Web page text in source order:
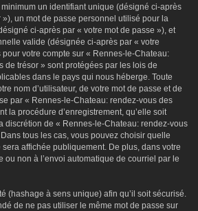
un identifiant unique (désigné ci-après
»), un mot de passe personnel utilisé pour la
ci-après par « votre mot de passe »), et
valide (désignée ci-après par « votre
votre compte sur « Rennes-le-Chateau:
de trésor » sont protégées par les lois de
dans le pays qui nous héberge. Toute
nom d’utilisateur, de votre mot de passe et de
par « Rennes-le-Chateau: rendez-vous des
la procédure d’enregistrement, qu’elle soit
discrétion de « Rennes-le-Chateau: rendez-vous
tous les cas, vous pouvez choisir quelle
affichée publiquement. De plus, dans votre
ou non à l’envoi automatique de courriel par le
(hashage à sens unique) afin qu’il soit sécurisé.
de ne pas utiliser le même mot de passe sur